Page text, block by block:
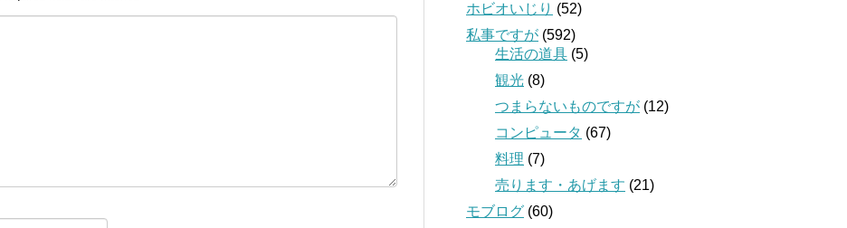
ホビオいじり (52)
私事ですが (592)
生活の道具 (5)
観光 (8)
つまらないものですが (12)
コンピュータ (67)
料理 (7)
売ります・あげます (21)
モブログ (60)